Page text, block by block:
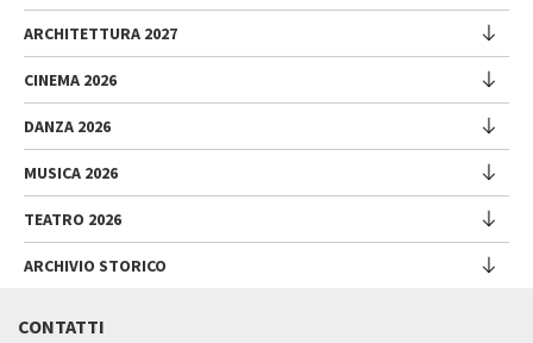
Cariche istituzionali
Storia
Luoghi
Sponsorship
Sostenibilità ambientale
Trasparenza
Lavora con noi
Contatti
Esposizione
Intervento di Pietrangelo Buttafuoco
Intervento di Koyo Kouoh / La squadra di Koyo Kouoh
Partecipazioni Nazionali
Eventi collaterali
Biennale Sessions
ARCHITETTURA 2027
Mostra
Partecipazioni Nazionali (procedura)
Eventi Collaterali (procedura)
Submission
Edizioni passate
Orari e sedi
CINEMA 2026
Mostra
Venice Immersive
Intervento di Alberto Barbera
Regolamento Venezia Classici
DANZA 2026
Festival
Spettacoli
Incontri - Film - Libri - Workshop
Intervento di Pietrangelo Buttafuoco
MUSICA 2026
Festival
Intervento di Caterina Barbieri
TEATRO 2026
Festival
Spettacoli
ARCHIVIO STORICO
CONTATTI